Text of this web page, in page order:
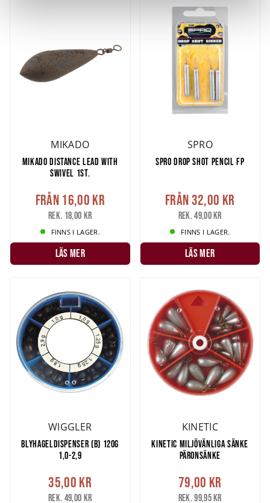
Vi använder enhetsidentifierare för att anpassa innehållet
och annonserna till användarna, tillhandahålla funktioner
för sociala medier och analysera vår trafik. Vi
vidarebefordrar även sådana identifierare och annan
information från din enhet till de sociala medier och
annons- och analysföretag som vi samarbetar med.
Dessa kan i sin tur kombinera informationen med annan
information som du har tillhandahållit eller som de har
MIKADO
MIKADO DISTANCE LEAD WITH
SWIVEL 1ST.
Från 16,00 kr
Rek. 18,00 kr
FINNS I LAGER.
LÄS MER
SPRO
SPRO DROP SHOT PENCIL FP
Från32,00 kr
Rek. 49,00 kr
FINNS I LAGER.
LÄS MER
WIGGLER
BLYHAGELDISPENSER (B) 120G
1,0-2,9
35,00 kr
Rek. 49,00 kr
KINETIC
KINETIC MILJÖVÄNLIGA SÄNKE
PÄRONSÄNKE
79,00 kr
Rek. 99,95 kr